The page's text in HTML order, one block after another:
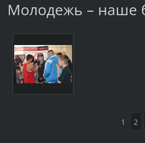
Молодежь – наше
1 2